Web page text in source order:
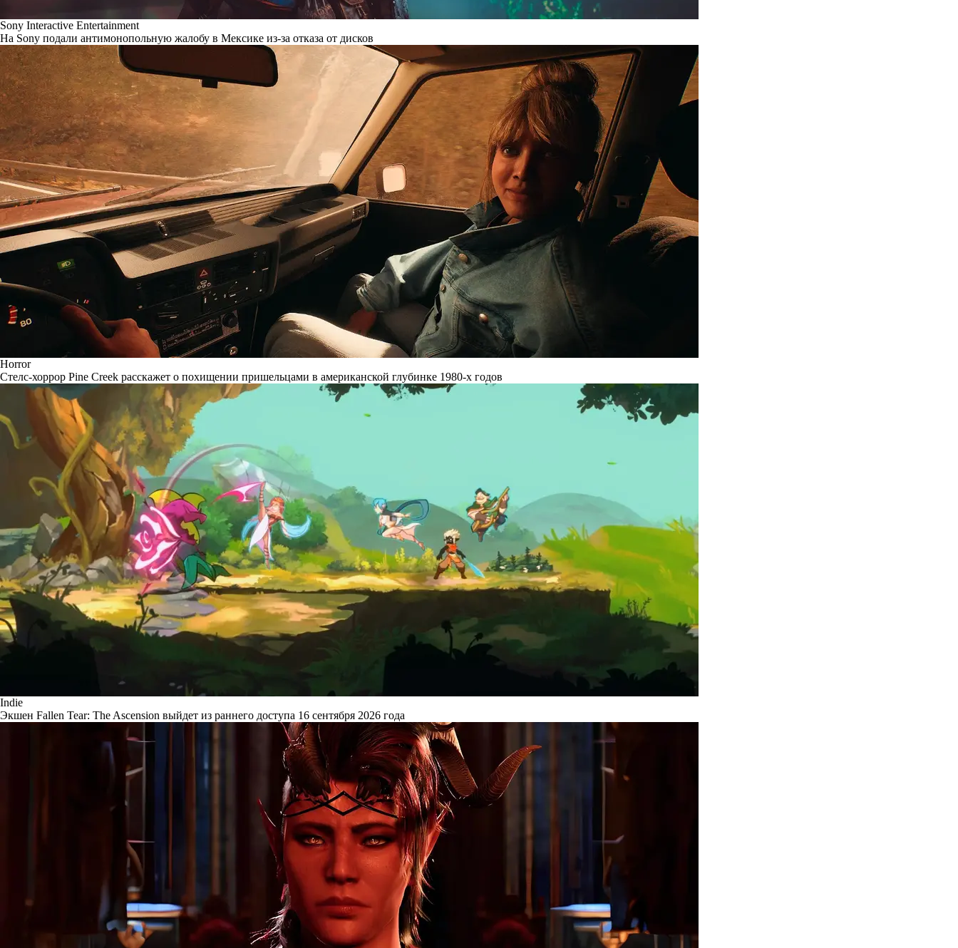
Sony Interactive Entertainment
На Sony подали антимонопольную жалобу в Мексике из-за отказа от дисков
Horror
Стелс-хоррор Pine Creek расскажет о похищении пришельцами в американской глубинке 1980-х годов
Indie
Экшен Fallen Tear: The Ascension выйдет из раннего доступа 16 сентября 2026 года